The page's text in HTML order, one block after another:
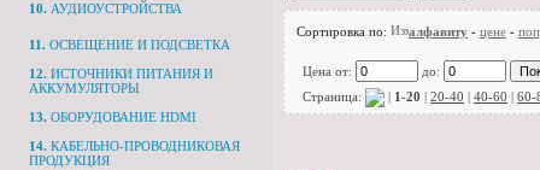
10. АУДИОУСТРОЙСТВА
11. ОСВЕЩЕНИЕ И ПОДСВЕТКА
12. ИСТОЧНИКИ ПИТАНИЯ И
АККУМУЛЯТОРЫ
13. ОБОРУДОВАНИЕ HDMI
14. КАБЕЛЬНО-ПРОВОДНИКОВАЯ
ПРОДУКЦИЯ
Сортировка по: алфавиту - цене -
Цена от:
до:
Страница:
| 1-20 | 20-40 | 40-60 | 60-